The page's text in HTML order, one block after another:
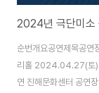
2024년 극단미소
순번개요공연제목공연
리홀 2024.04.27(토
연 진해문화센터 공